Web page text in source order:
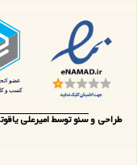
طراحی و سئو توسط امیرعلی